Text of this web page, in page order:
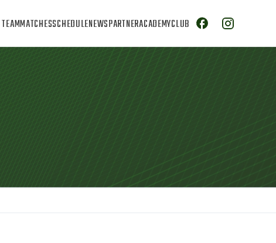
TEAMMATCHESSCHEDULENEWSPARTNERACADEMYCLUB